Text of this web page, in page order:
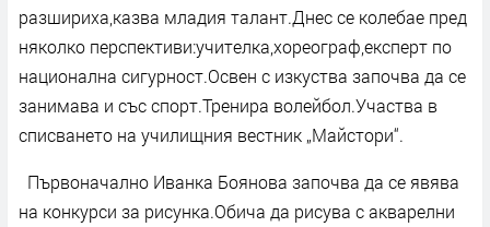
разшириха,казва младия талант.Днес се колебае пред
няколко перспективи:учителка,хореограф,експерт по
национална сигурност.Освен с изкуства започва да се
занимава и със спорт.Тренира волейбол.Участва в
списването на училищния вестник „Майстори“.
Първоначално Иванка Боянова започва да се явява
на конкурси за рисунка.Обича да рисува с акварелни